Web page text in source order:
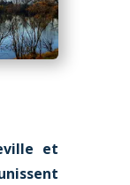
et